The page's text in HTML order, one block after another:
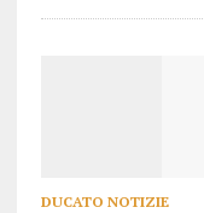
DUCATO NOTIZIE